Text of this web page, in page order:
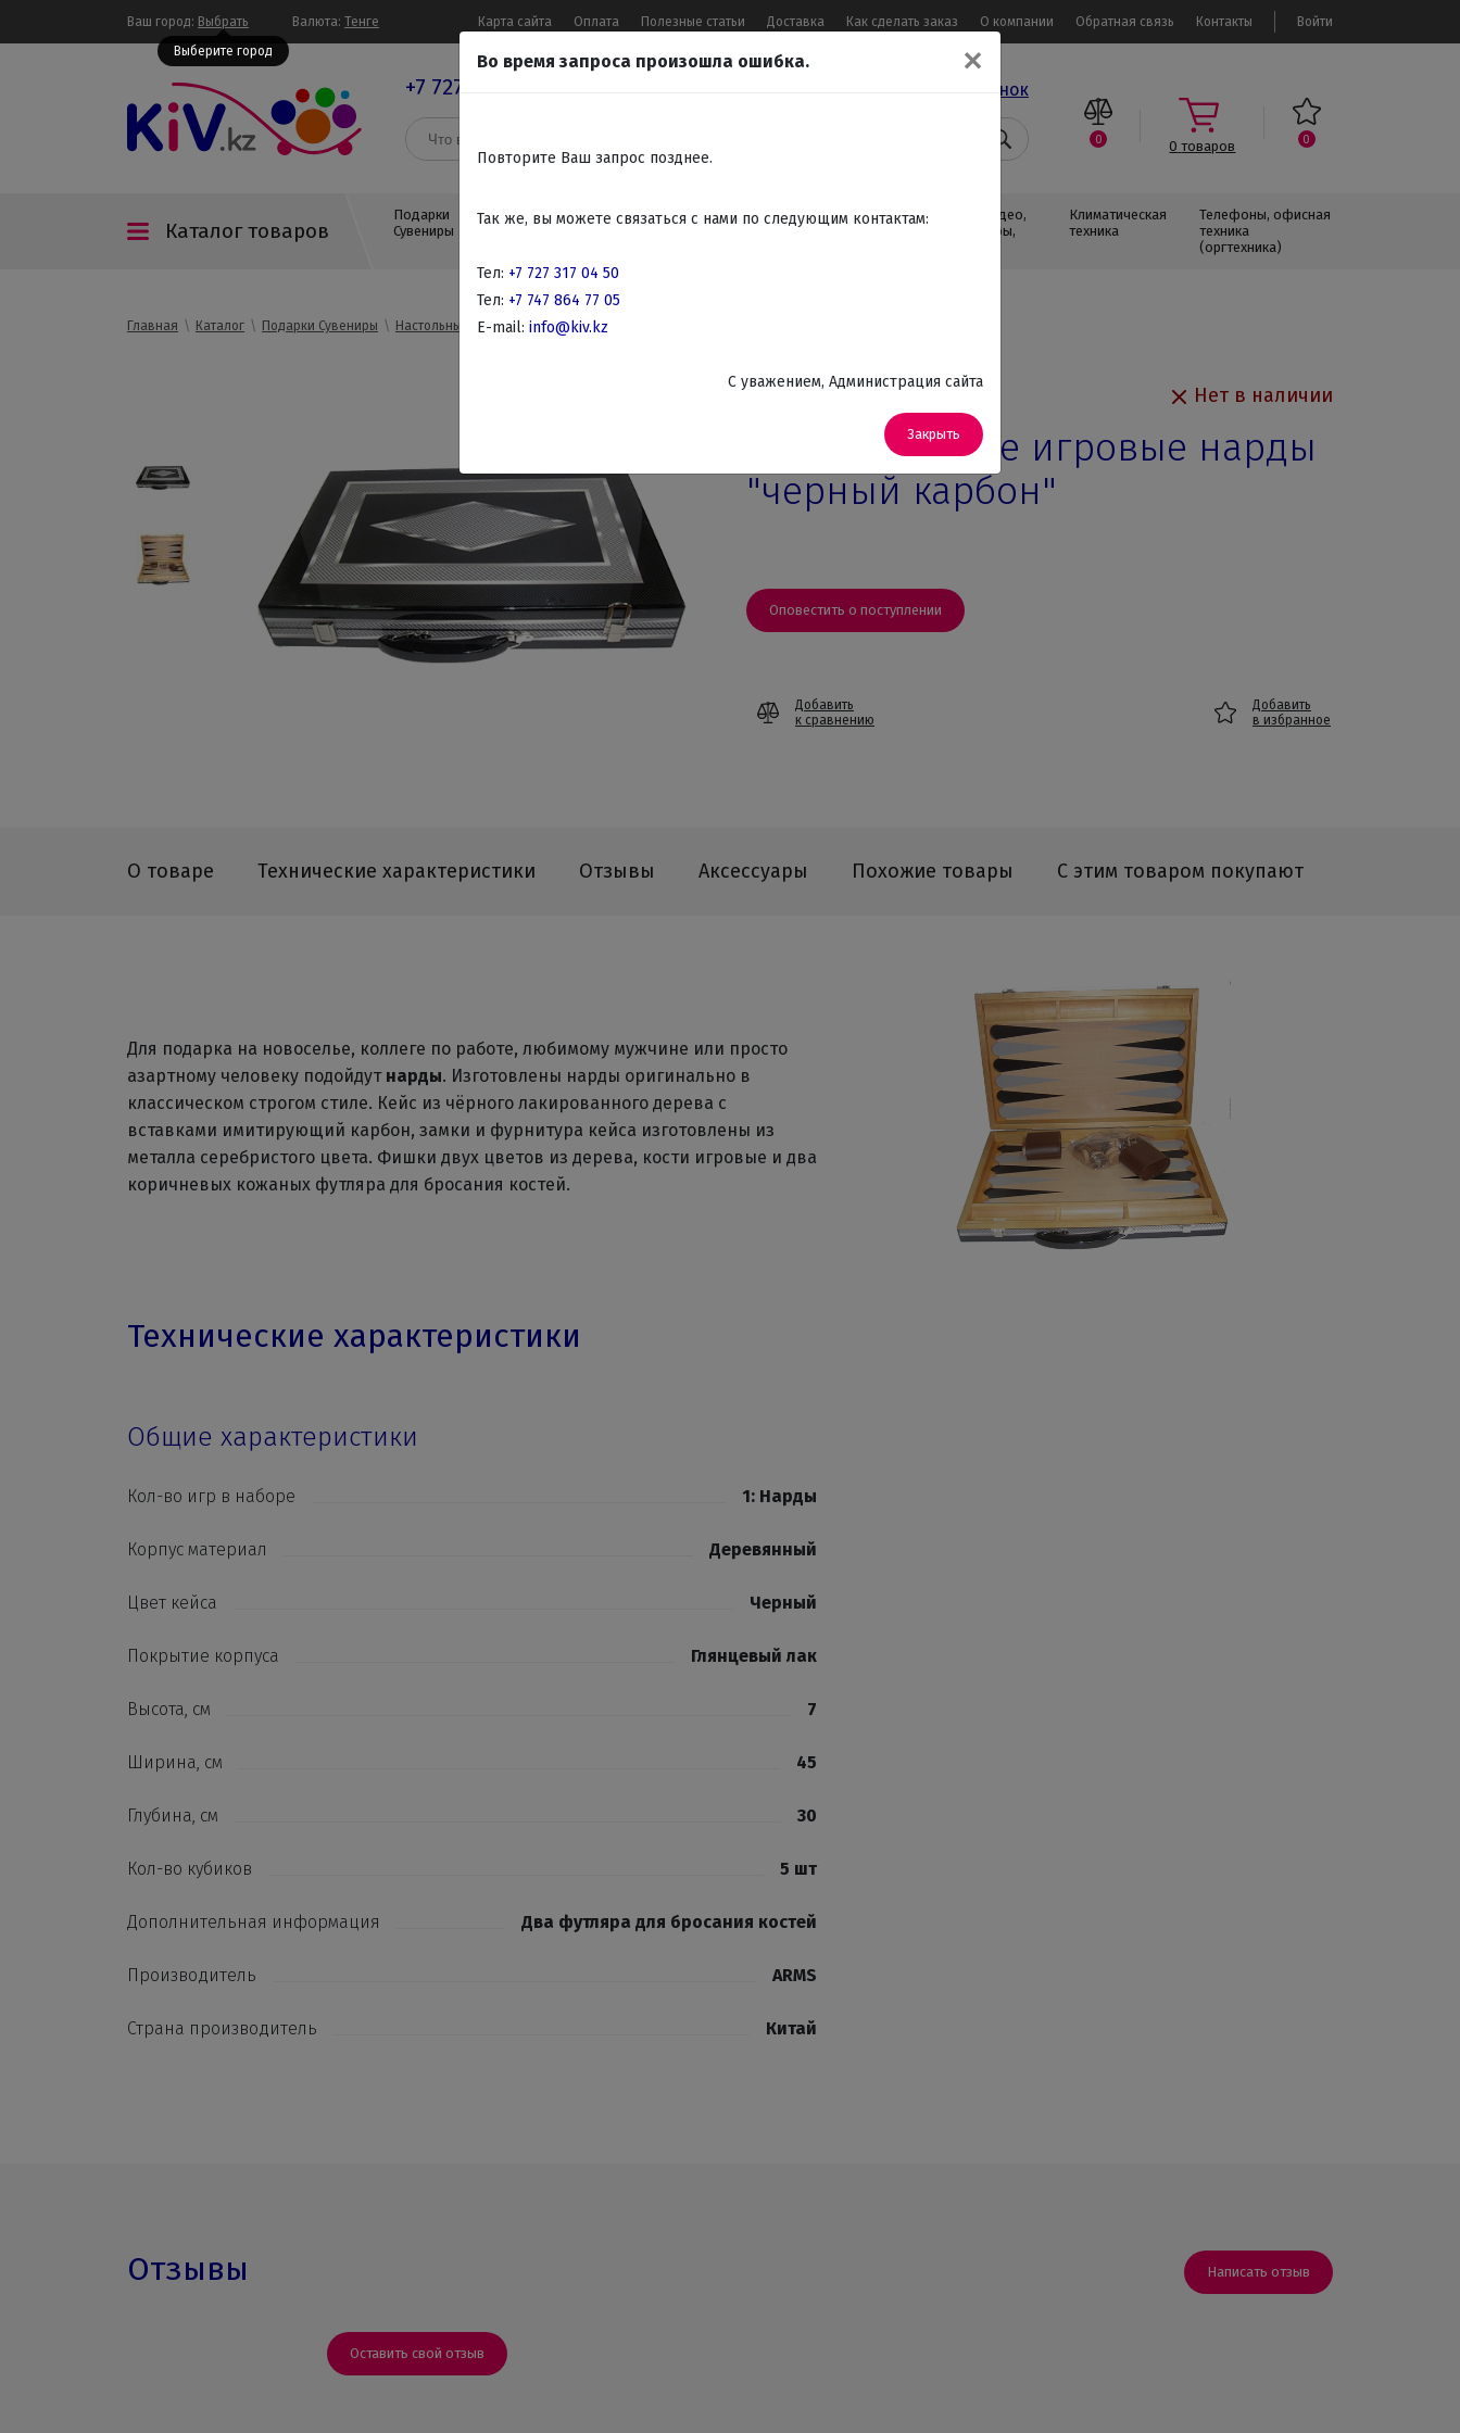
Ваш город: Выбрать Валюта: Тенге Войти
Карта сайта Оплата Полезные статьи Доставка Как сделать заказ О компании Обратная связь Контакты
+7 727 317 04 50 Заказать звонок
0 0 товаров 0
Каталог товаров
Подарки
Сувениры
Встраиваемая
бытовая
Крупно
Мелко
Красота,
Аудио, Видео,
Телевизоры,
Климатическая
техника
Телефоны, офисная
техника
(оргтехника)
Главная Каталог Подарки Сувениры Настольные игры, Офисные игры
Артикул: 2600128 Нет в наличии
Оригинальные игровые нарды
"черный карбон"
Оповестить о поступлении
Добавить
к сравнению
Добавить
в избранное
О товаре Технические характеристики Отзывы Аксессуары Похожие товары С этим товаром покупают
Для подарка на новоселье, коллеге по работе, любимому мужчине или просто
азартному человеку подойдутнарды. Изготовлены нарды оригинально в
классическом строгом стиле. Кейс из чёрного лакированного дерева с
вставками имитирующий карбон, замки и фурнитура кейса изготовлены из
металла серебристого цвета. Фишки двух цветов из дерева, кости игровые и два
коричневых кожаных футляра для бросания костей.
Технические характеристики
Общие характеристики
Кол-во игр в наборе 1: Нарды
Корпус материал Деревянный
Цвет кейса Черный
Покрытие корпуса Глянцевый лак
Высота, см 7
Ширина, см 45
Глубина, см 30
Кол-во кубиков 5 шт
Дополнительная информация Два футляра для бросания костей
Производитель ARMS
Страна производитель Китай
Отзывы Написать отзыв
Оставить свой отзыв
✕
Во время запроса произошла ошибка.
Повторите Ваш запрос позднее.
Так же, вы можете связаться с нами по следующим контактам:
Тел: +7 727 317 04 50
Тел: +7 747 864 77 05
E-mail: info@kiv.kz
C уважением, Администрация сайта
Закрыть
Выберите город